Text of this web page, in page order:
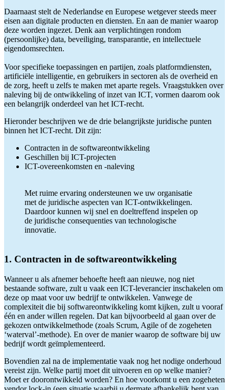
Daarnaast stelt de Nederlandse en Europese wetgever steeds meer
eisen aan digitale producten en diensten. En aan de manier waarop
deze worden ingezet. Denk aan verplichtingen rondom
(persoonlijke) data, beveiliging, transparantie, en intellectuele
eigendomsrechten.
Voor specifieke toepassingen en partijen, zoals platformdiensten,
artificiële intelligentie, en gebruikers in sectoren als de overheid en
de zorg, heeft u zelfs te maken met aparte regels. Vraagstukken over
naleving bij de ontwikkeling of inzet van ICT, vormen daarom ook
een belangrijk onderdeel van het ICT-recht.
Hieronder beschrijven we de drie belangrijkste juridische punten
binnen het ICT-recht. Dit zijn:
Contracten in de softwareontwikkeling
Geschillen bij ICT-projecten
ICT-overeenkomsten en -naleving
Met ruime ervaring ondersteunen we uw organisatie
met de juridische aspecten van ICT-ontwikkelingen.
Daardoor kunnen wij snel en doeltreffend inspelen op
de juridische consequenties van technologische
innovatie.
1. Contracten in de softwareontwikkeling
Wanneer u als afnemer behoefte heeft aan nieuwe, nog niet
bestaande software, zult u vaak een ICT-leverancier inschakelen om
deze op maat voor uw bedrijf te ontwikkelen. Vanwege de
complexiteit die bij softwareontwikkeling komt kijken, zult u vooraf
één en ander willen regelen. Dat kan bijvoorbeeld al gaan over de
gekozen ontwikkelmethode (zoals Scrum, Agile of de zogeheten
‘waterval’-methode). En over de manier waarop de software bij uw
bedrijf wordt geïmplementeerd.
Bovendien zal na de implementatie vaak nog het nodige onderhoud
vereist zijn. Welke partij moet dit uitvoeren en op welke manier?
Moet er doorontwikkeld worden? En hoe voorkomt u een zogeheten